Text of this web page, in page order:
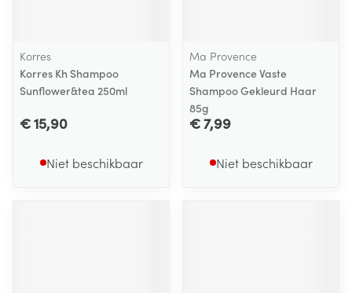
Korres
Korres Kh Shampoo
Sunflower&tea 250ml
€ 15,90
Niet beschikbaar
Ma Provence
Ma Provence Vaste
Shampoo Gekleurd Haar
85g
€ 7,99
Niet beschikbaar